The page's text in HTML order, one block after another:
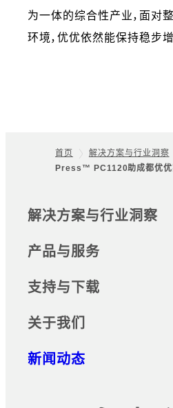
为一体的综合性产业，面对
环境，优优依然能保持稳步增
Footer
首页 解决方案与行业洞察
Press™ PC1120助成都优优
网站地图
解决方案与行业洞察
产品与服务
支持与下载
关于我们
新闻动态